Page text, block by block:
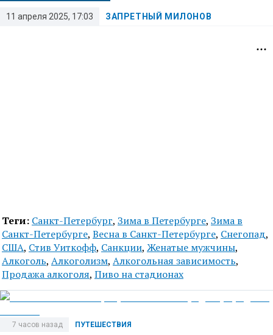
11 апреля 2025, 17:03 ЗАПРЕТНЫЙ МИЛОНОВ
Теги: Санкт-Петербург, Зима в Петербурге, Зима в
Санкт-Петербурге, Весна в Санкт-Петербурге, Снегопад,
США, Стив Уиткофф, Санкции, Женатые мужчины,
Алкоголь, Алкоголизм, Алкогольная зависимость,
Продажа алкоголя, Пиво на стадионах
ПУТЕШЕСТВИЯ
7 часов назад